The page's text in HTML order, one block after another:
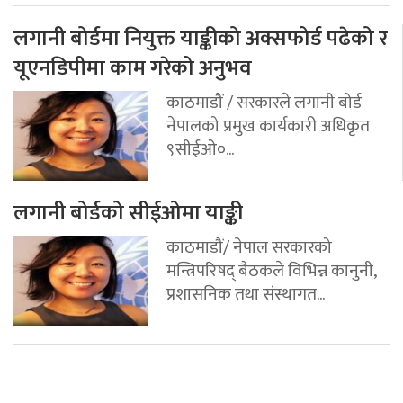
लगानी बोर्डमा नियुक्त याङ्कीको अक्सफोर्ड पढेको र
यूएनडिपीमा काम गरेको अनुभव
काठमाडौं / सरकारले लगानी बोर्ड
नेपालको प्रमुख कार्यकारी अधिकृत
९सीईओ०...
लगानी बोर्डको सीईओमा याङ्की
काठमाडौं/ नेपाल सरकारको
मन्त्रिपरिषद् बैठकले विभिन्न कानुनी,
प्रशासनिक तथा संस्थागत...